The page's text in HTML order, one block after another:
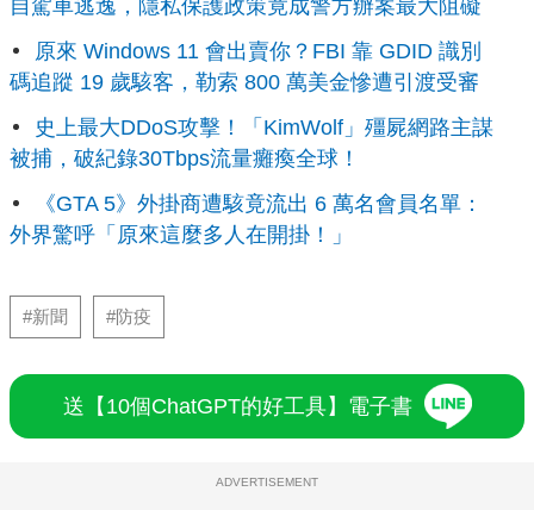
自駕車逃逸，隱私保護政策竟成警方辦案最大阻礙
原來 Windows 11 會出賣你？FBI 靠 GDID 識別
碼追蹤 19 歲駭客，勒索 800 萬美金慘遭引渡受審
史上最大DDoS攻擊！「KimWolf」殭屍網路主謀
被捕，破紀錄30Tbps流量癱瘓全球！
《GTA 5》外掛商遭駭竟流出 6 萬名會員名單：
外界驚呼「原來這麼多人在開掛！」
#新聞 #防疫
送【10個ChatGPT的好工具】電子書
ADVERTISEMENT